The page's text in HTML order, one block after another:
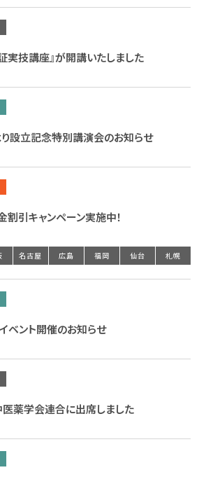
実技講座』が開講いたしました
設立記念特別講演会のお知らせ
割引キャンペーン実施中！
名古屋 広島 福岡 仙台 札幌
ベント開催のお知らせ
薬学会連合に出席しました